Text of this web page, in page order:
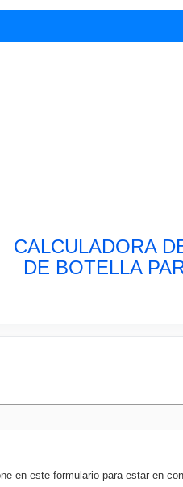
CALCULADORA
DE BOTELLA
en este formulario para estar en